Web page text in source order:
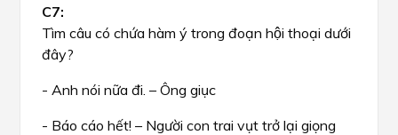
Tìm câu có chứa hàm ý trong đoạn hội thoại dưới
đây?
- Anh nói nữa đi. – Ông giục
- Báo cáo hết! – Người con trai vụt trở lại giọng